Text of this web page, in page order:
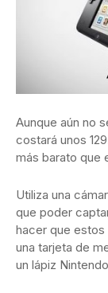
Aunque aún no
costará unos
más barato que
Utiliza una
que poder
hacer que
una tarjeta de
un lápiz